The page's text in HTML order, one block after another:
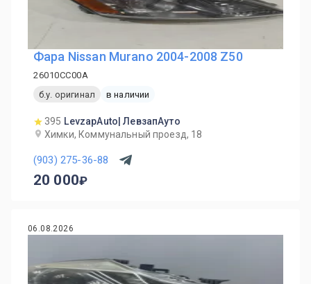
Фара Nissan Murano 2004-2008 Z50
26010CC00A
б.у. оригинал
в наличии
395 LevzapAuto| ЛевзапАуто
Химки, Коммунальный проезд, 18
(903) 275-36-88
20 000
06.08.2026